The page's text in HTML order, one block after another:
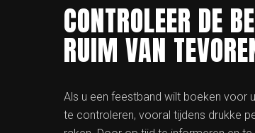
CONTROLEER DE
RUIM VAN
Als u een feestband wilt boeken voor
te controleren, vooral tijdens drukke